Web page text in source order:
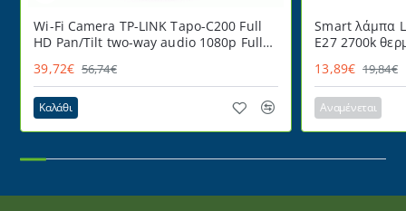
Wi-Fi Camera TP-LINK Tapo-C200 Full
HD Pan/Tilt two-way audio 1080p Full
39,72€ 56,74€
Καλάθι
Smart λάμπα
E27 2700k
13,89€ 19,84€
Αναμένεται